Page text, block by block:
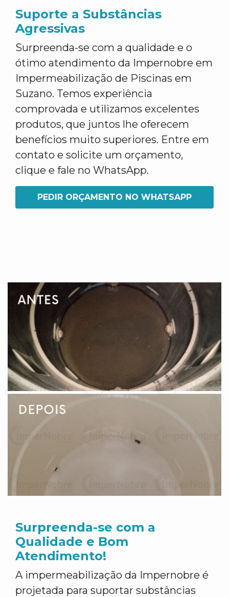
Suporte a Substâncias
Agressivas
Surpreenda-se com a qualidade e o
ótimo atendimento da Impernobre em
Impermeabilização de Piscinas em
Suzano. Temos experiência
comprovada e utilizamos excelentes
produtos, que juntos lhe oferecem
benefícios muito superiores. Entre em
contato e solicite um orçamento,
clique e fale no WhatsApp.
PEDIR ORÇAMENTO NO WHATSAPP
Surpreenda-se com a
Qualidade e Bom
Atendimento!
A impermeabilização da Impernobre é
projetada para suportar substâncias